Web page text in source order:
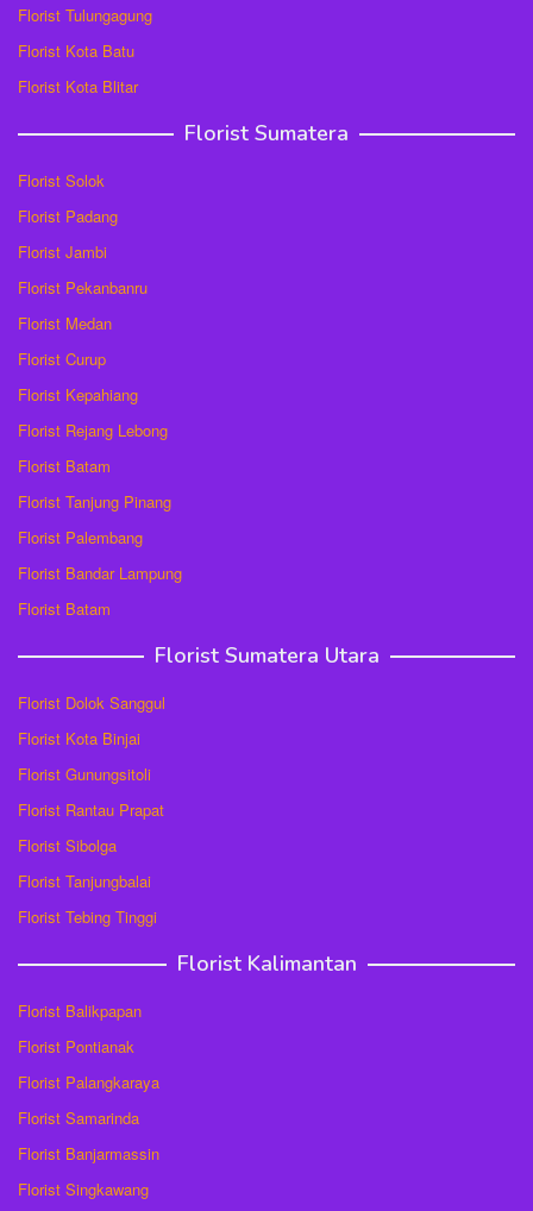
Florist Tulungagung
Florist Kota Batu
Florist Kota Blitar
Florist Sumatera
Florist Solok
Florist Padang
Florist Jambi
Florist Pekanbanru
Florist Medan
Florist Curup
Florist Kepahiang
Florist Rejang Lebong
Florist Batam
Florist Tanjung Pinang
Florist Palembang
Florist Bandar Lampung
Florist Batam
Florist Sumatera Utara
Florist Dolok Sanggul
Florist Kota Binjai
Florist Gunungsitoli
Florist Rantau Prapat
Florist Sibolga
Florist Tanjungbalai
Florist Tebing Tinggi
Florist Kalimantan
Florist Balikpapan
Florist Pontianak
Florist Palangkaraya
Florist Samarinda
Florist Banjarmassin
Florist Singkawang